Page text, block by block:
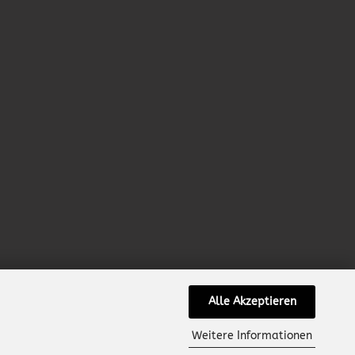
Alle Akzeptieren
Weitere Informationen